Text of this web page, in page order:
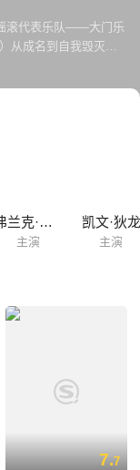
滚代表乐队——大门乐
从成名到自我毁灭的
手雷·曼札克，两人
，万千乐迷为之疯
弗兰克·威利
主演
凯文·狄龙
主演
7.7